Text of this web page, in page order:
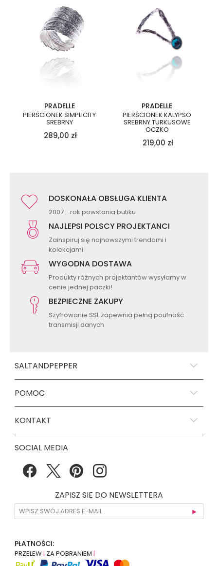
PRADELLE
PIERŚCIONEK SIMPLICITY
SREBRNY
289,00 zł
PRADELLE
PIERŚCIONEK KALYPSO
SREBRNY TURKUSOWE
OCZKO
219,00 zł
DOSKONAŁA OBSŁUGA KLIENTA
2007 - rok powstania butiku
NAJLEPSI POLSCY PROJEKTANCI
Zainspiruj się najnowszymi trendami i
kolekcjami
WYGODNA DOSTAWA
Produkty różnych projektantów wysyłamy w
cenie jednej paczki!
BEZPIECZNE ZAKUPY
Szyfrowanie SSL zapewnia pełną poufność
transmisji danych
SALTANDPEPPER
POMOC
KONTAKT
SOCIAL MEDIA
ZAPISZ SIE DO NEWSLETTERA
PŁATNOŚCI:
PRZELEW| ZA POBRANIEM |